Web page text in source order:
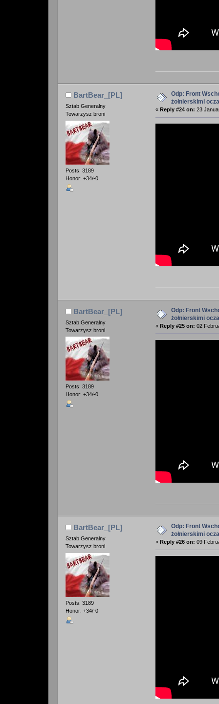
BartBear_[PL]
Sztab Generalny
Towarzysz broni
Posts: 3189
Honor: +34/-0
Odp: Front
żołnierskimi
« Reply #24 on: 23
BartBear_[PL]
Sztab Generalny
Towarzysz broni
Posts: 3189
Honor: +34/-0
Odp: Front
żołnierskimi
« Reply #25 on: 02
BartBear_[PL]
Sztab Generalny
Towarzysz broni
Posts: 3189
Honor: +34/-0
Odp: Front
żołnierskimi
« Reply #26 on: 09